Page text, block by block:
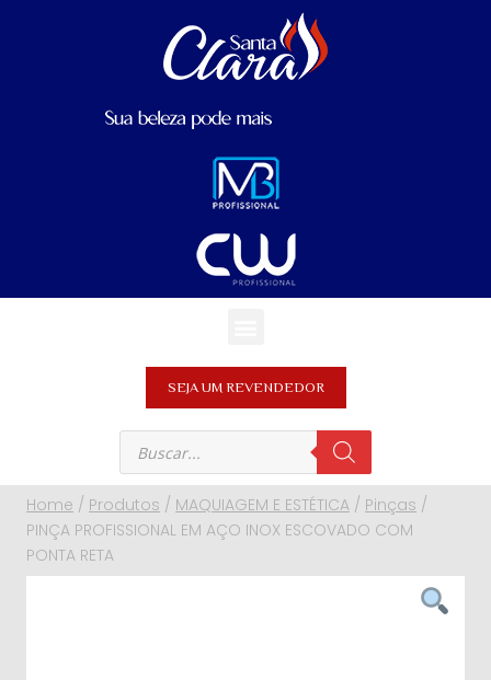
SEJA UM REVENDEDOR
Home / Produtos / MAQUIAGEM E ESTÉTICA / Pinças /
PINÇA PROFISSIONAL EM AÇO INOX ESCOVADO COM
PONTA RETA